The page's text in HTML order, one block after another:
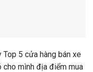
Top 5 cửa hàng bán xe
cho mình địa điểm mua